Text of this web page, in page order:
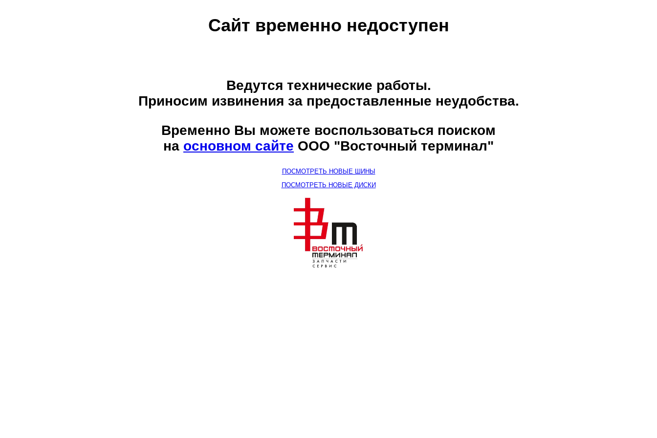
Сайт временно недоступен
Ведутся технические работы.
Приносим извинения за предоставленные неудобства.
Временно Вы можете воспользоваться поиском
на основном сайте ООО "Восточный терминал"
ПОСМОТРЕТЬ НОВЫЕ ШИНЫ
ПОСМОТРЕТЬ НОВЫЕ ДИСКИ